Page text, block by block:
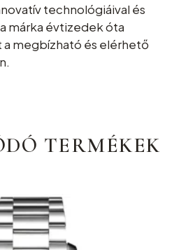
technológiáival és
márka évtizedek óta
megbízható és elérhető
TERMÉKEK